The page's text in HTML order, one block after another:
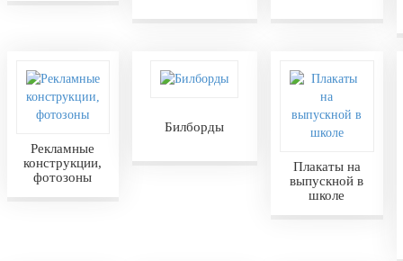
Рекламные
конструкции,
фотозоны
Билборды
Плакаты на
выпускной в
школе